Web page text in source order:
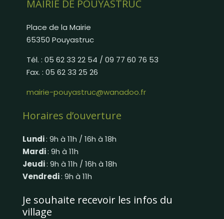
MAIRIE DE POUYASTRUC
Place de la Mairie
65350 Pouyastruc
Tél. : 05 62 33 22 54 / 09 77 60 76 53
Fax. : 05 62 33 25 26
mairie-pouyastruc@wanadoo.fr
Horaires d’ouverture
Lundi: 9h à 11h / 16h à 18h
Mardi: 9h à 11h
Jeudi: 9h à 11h / 16h à 18h
Vendredi: 9h à 11h
Je souhaite recevoir les infos du
village